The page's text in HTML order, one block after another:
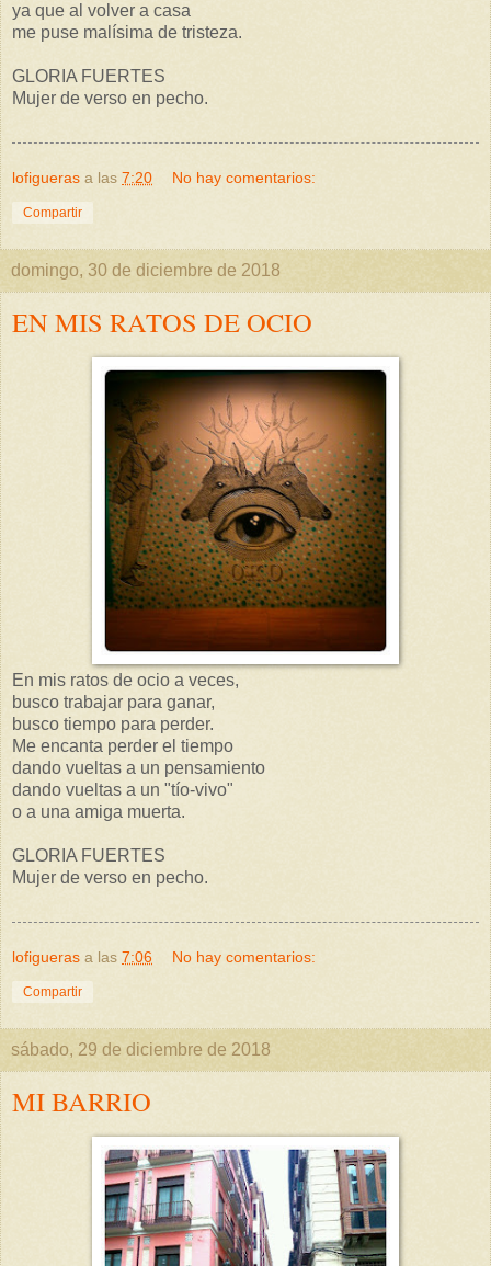
ya que al volver a casa
me puse malísima de tristeza.
GLORIA FUERTES
Mujer de verso en pecho.
lofigueras a las 7:20 No hay comentarios:
Compartir
domingo, 30 de diciembre de 2018
EN MIS RATOS DE OCIO
En mis ratos de ocio a veces,
busco trabajar para ganar,
busco tiempo para perder.
Me encanta perder el tiempo
dando vueltas a un pensamiento
dando vueltas a un "tío-vivo"
o a una amiga muerta.
GLORIA FUERTES
Mujer de verso en pecho.
lofigueras a las 7:06 No hay comentarios:
Compartir
sábado, 29 de diciembre de 2018
MI BARRIO